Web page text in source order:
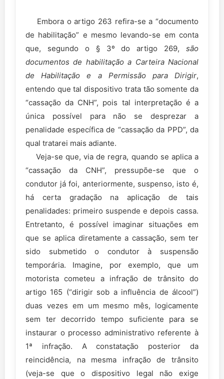
Embora o artigo 263 refira-se a “documento
de habilitação” e mesmo levando-se em conta
que, segundo o § 3º do artigo 269, são
documentos de habilitação a Carteira Nacional
de Habilitação e a Permissão para Dirigir,
entendo que tal dispositivo trata tão somente da
“cassação da CNH”, pois tal interpretação é a
única possível para não se desprezar a
penalidade específica de “cassação da PPD”, da
qual tratarei mais adiante.
Veja-se que, via de regra, quando se aplica a
“cassação da CNH”, pressupõe-se que o
condutor já foi, anteriormente, suspenso, isto é,
há certa gradação na aplicação de tais
penalidades: primeiro suspende e depois cassa.
Entretanto, é possível imaginar situações em
que se aplica diretamente a cassação, sem ter
sido submetido o condutor à suspensão
temporária. Imagine, por exemplo, que um
motorista cometeu a infração de trânsito do
artigo 165 (“dirigir sob a influência de álcool”)
duas vezes em um mesmo mês, logicamente
sem ter decorrido tempo suficiente para se
instaurar o processo administrativo referente à
1ª infração. A constatação posterior da
reincidência, na mesma infração de trânsito
(veja-se que o dispositivo legal não exige